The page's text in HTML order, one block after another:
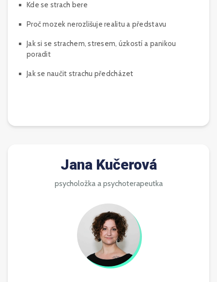
Kde se strach bere
Proč mozek nerozlišuje realitu a představu
Jak si se strachem, stresem, úzkostí a panikou
poradit
Jak se naučit strachu předcházet
Jana Kučerová
psycholožka a psychoterapeutka